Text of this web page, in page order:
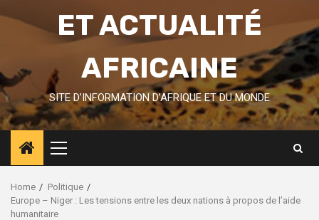
ET ACTUALITÉ
AFRICAINE
SITE D’INFORMATION D’AFRIQUE ET DU MONDE
Primary
Menu
Home
Politique
Europe – Niger : Les tensions entre les deux nations à propos de l’aide
humanitaire